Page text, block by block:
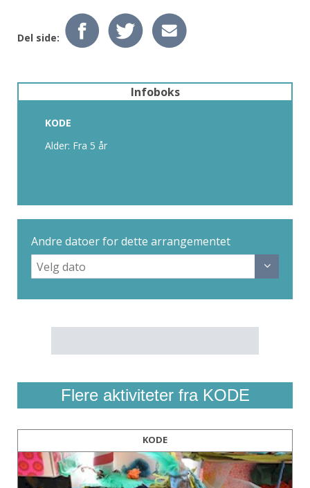
Del side:
Infoboks
KODE
Alder: Fra 5 år
Andre datoer for dette arrangementet
Flere aktiviteter fra KODE
KODE